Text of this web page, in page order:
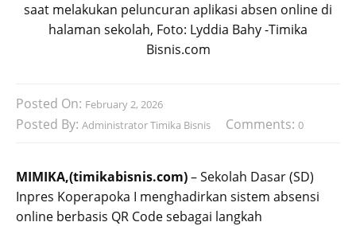
saat melakukan peluncuran aplikasi absen online di
halaman sekolah, Foto: Lyddia Bahy -Timika
Bisnis.com
Posted On: February 2, 2026
Posted By: Administrator Timika Bisnis Comments: 0
MIMIKA,(timikabisnis.com)– Sekolah Dasar (SD)
Inpres Koperapoka I menghadirkan sistem absensi
online berbasis QR Code sebagai langkah